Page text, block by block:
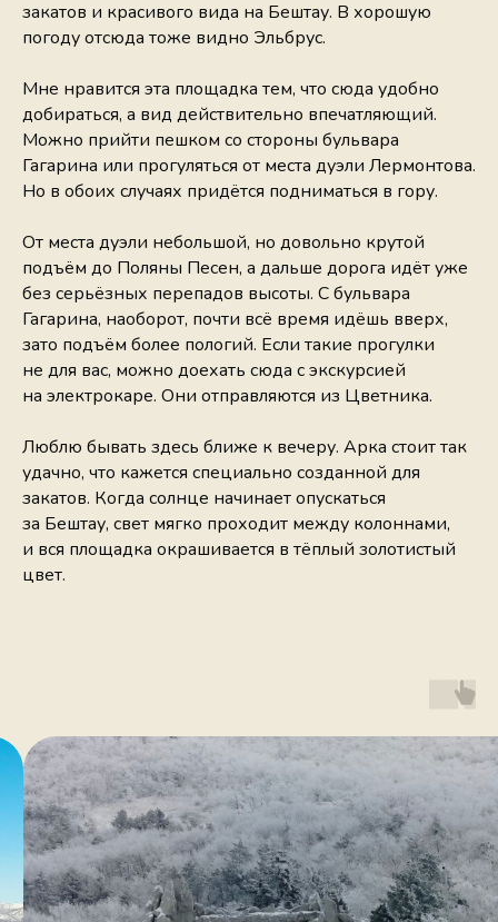
закатов и красивого вида на Бештау. В хорошую
погоду отсюда тоже видно Эльбрус.
Мне нравится эта площадка тем, что сюда удобно
добираться, а вид действительно впечатляющий.
Можно прийти пешком со стороны бульвара
Гагарина или прогуляться от места дуэли Лермонтова.
Но в обоих случаях придётся подниматься в гору.
От места дуэли небольшой, но довольно крутой
подъём до Поляны Песен, а дальше дорога идёт уже
без серьёзных перепадов высоты. С бульвара
Гагарина, наоборот, почти всё время идёшь вверх,
зато подъём более пологий. Если такие прогулки
не для вас, можно доехать сюда с экскурсией
на электрокаре. Они отправляются из Цветника.
Люблю бывать здесь ближе к вечеру. Арка стоит так
удачно, что кажется специально созданной для
закатов. Когда солнце начинает опускаться
за Бештау, свет мягко проходит между колоннами,
и вся площадка окрашивается в тёплый золотистый
цвет.